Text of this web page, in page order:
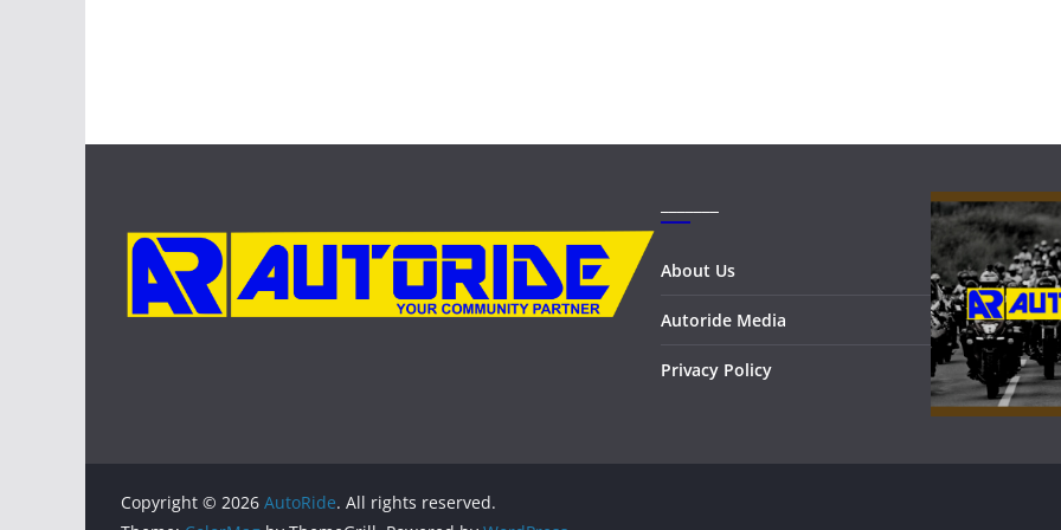
About Us
Autoride Media
Privacy Policy
Copyright © 2026 AutoRide. All rights reserved.